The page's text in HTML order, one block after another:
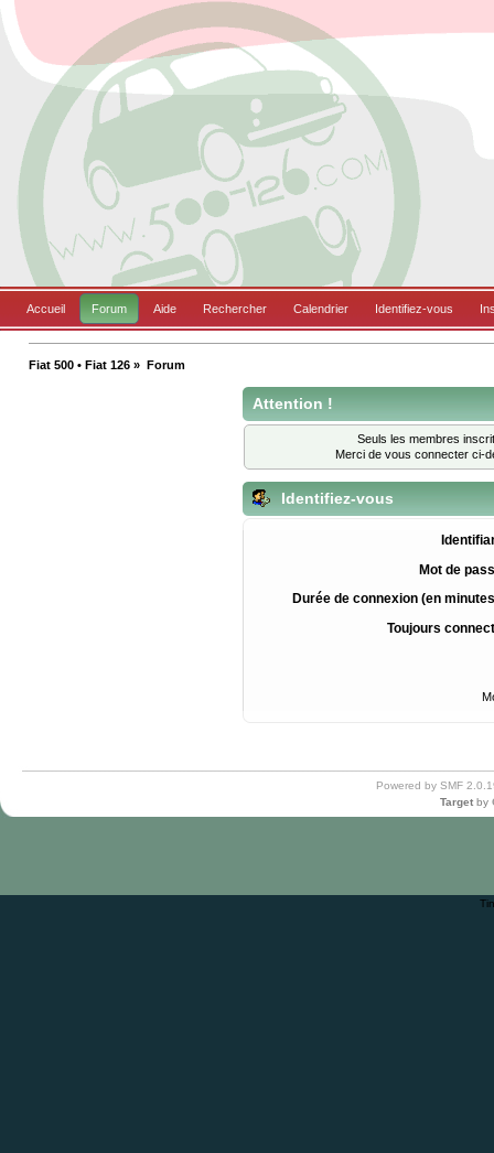
Accueil Forum Aide Rechercher Calendrier Identifiez-vous
Fiat 500 • Fiat 126 » Forum
Attention !
Seuls les membres
Merci de vous connecter ci-
Identifiez-vous
Mot de
Durée de connexion (en
Toujours
Powered by SMF
Target by